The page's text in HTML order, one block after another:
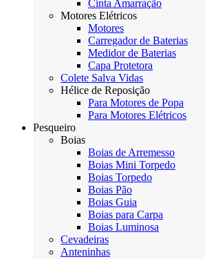
Cinta Amarração
Motores Elétricos
Motores
Carregador de Baterias
Medidor de Baterias
Capa Protetora
Colete Salva Vidas
Hélice de Reposição
Para Motores de Popa
Para Motores Elétricos
Pesqueiro
Boias
Boias de Arremesso
Boias Mini Torpedo
Boias Torpedo
Boias Pão
Boias Guia
Boias para Carpa
Boias Luminosa
Cevadeiras
Anteninhas